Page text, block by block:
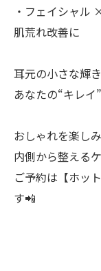
・フェイシャル
肌荒れ改善に
耳元の小さな輝き
あなたの“キレイ
おしゃれを楽しみ
内側から整える
ご予約は【ホッ
す📲